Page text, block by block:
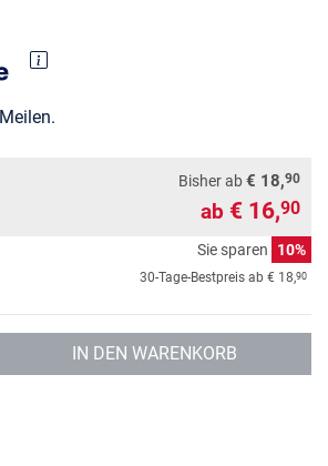
Meilen.
Bisher ab€ 18,90
ab € 16,90
Sie sparen 10%
30-Tage-Bestpreis ab € 18,90
IN DEN WARENKORB